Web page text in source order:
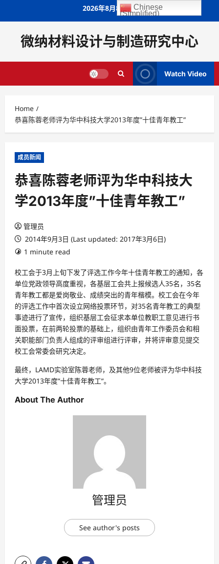
2026年8月8日
微纳材料设计与制造研究中心
Watch Video
Home
恭喜陈蓉老师评为华中科技大学2013年度”十佳青年教工”
成员新闻
恭喜陈蓉老师评为华中科技大
学2013年度”十佳青年教工”
管理员
2014年9月3日 (Last updated: 2017年3月6日)
1 minute read
校工会于3月上旬下发了评选工作今年十佳青年教工的通知，各
单位党政领导高度重视，各基层工会共上报候选人35名，35名
青年教工都是爱岗敬业、成绩突出的青年楷模。校工会在今年
的评选工作中首次设立网络投票环节，对35名青年教工的典型
事迹进行了宣传，组织基层工会征求本单位教职工意见进行书
面投票，在前两轮投票的基础上，组织由青年工作委员会和相
关职能部门负责人组成的评审组进行评审，并将评审意见提交
校工会常委会研究决定。
最终，LAMD实验室陈蓉老师，及其他9位老师被评为华中科技
大学2013年度”十佳青年教工”。
About The Author
管理员
See author's posts
Chinese
(Simplified)